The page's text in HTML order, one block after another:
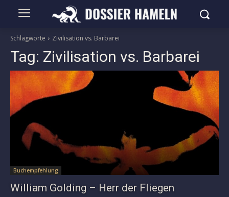
Schlagworte Zivilisation vs. Barbarei
Tag: Zivilisation vs. Barbarei
Buchempfehlung
William Golding – Herr der Fliegen